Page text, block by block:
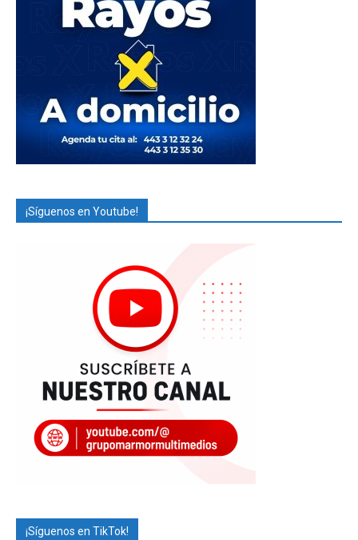
¡Síguenos en Youtube!
¡Síguenos en TikTok!